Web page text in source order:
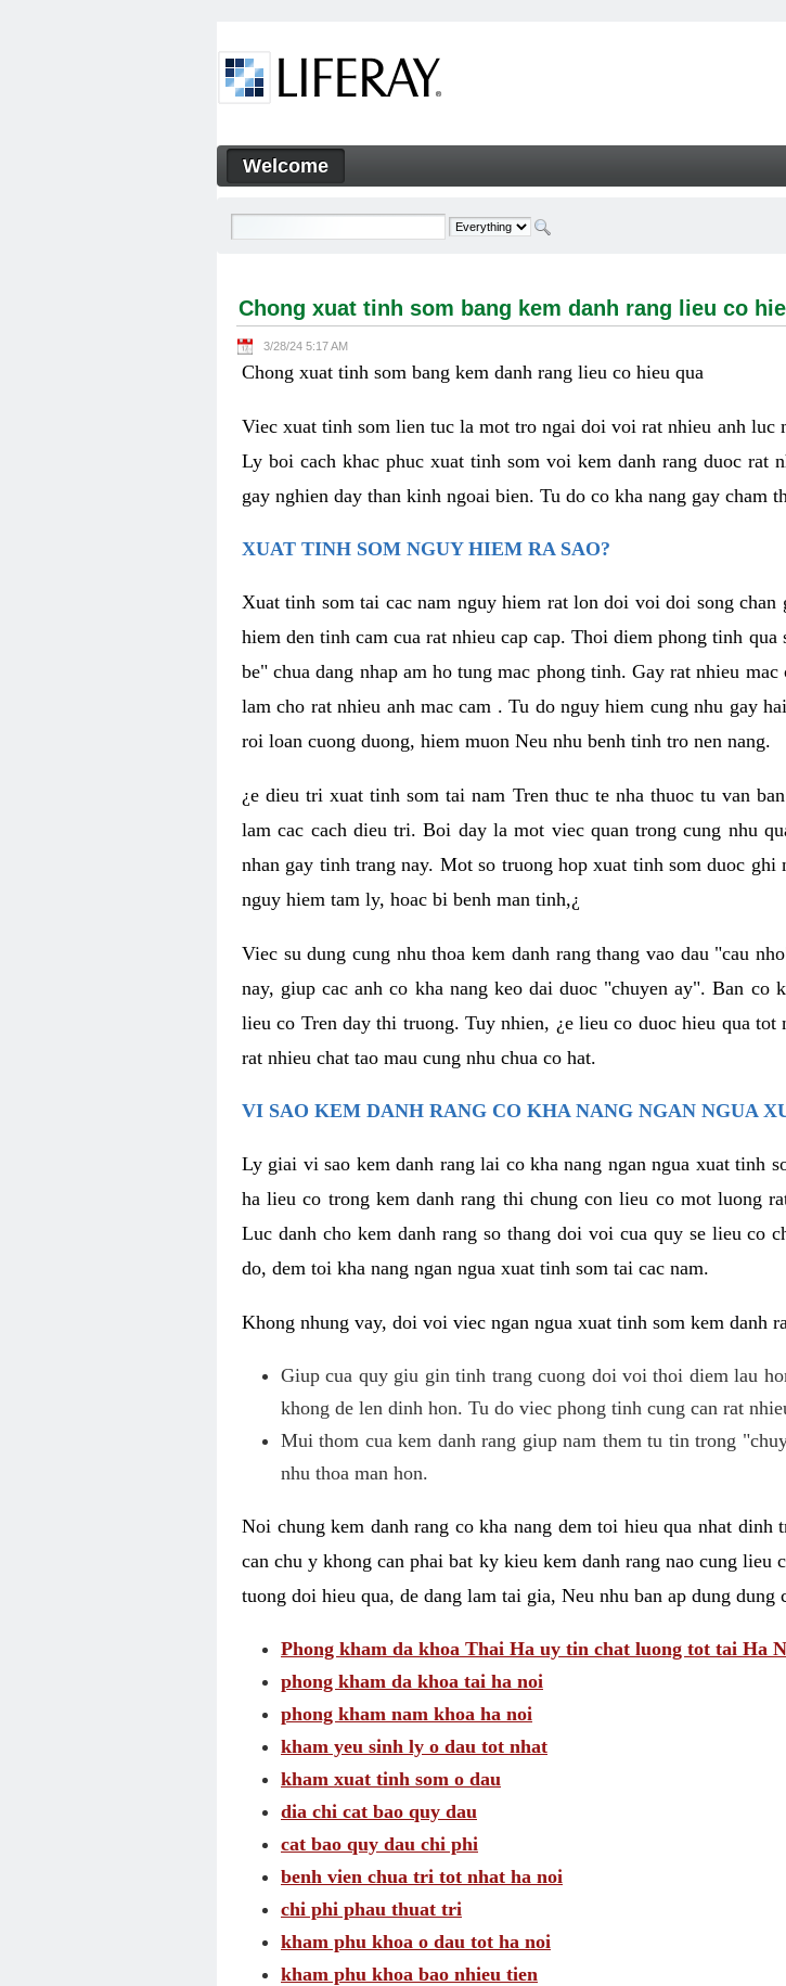
Chong xuat tinh som bang kem danh rang lieu co hieu qua -
Navigation
Welcome
Chong xuat tinh som bang kem danh rang lieu co
3/28/24 5:17 AM
Chong xuat tinh som bang kem danh rang lieu co hieu qua
Viec xuat tinh som lien tuc la mot tro ngai doi voi rat nhieu anh luc
Ly boi cach khac phuc xuat tinh som voi kem danh rang duoc rat
gay nghien day than kinh ngoai bien. Tu do co kha nang gay cham
XUAT TINH SOM NGUY HIEM RA SAO?
Xuat tinh som tai cac nam nguy hiem rat lon doi voi doi song
hiem den tinh cam cua rat nhieu cap cap. Thoi diem phong tinh
be" chua dang nhap am ho tung mac phong tinh. Gay rat nhieu
lam cho rat nhieu anh mac cam . Tu do nguy hiem cung nhu gay
roi loan cuong duong, hiem muon Neu nhu benh tinh tro nen nang.
¿e dieu tri xuat tinh som tai nam Tren thuc te nha thuoc tu van
lam cac cach dieu tri. Boi day la mot viec quan trong cung nhu
nhan gay tinh trang nay. Mot so truong hop xuat tinh som duoc
nguy hiem tam ly, hoac bi benh man tinh,¿
Viec su dung cung nhu thoa kem danh rang thang vao dau "cau
nay, giup cac anh co kha nang keo dai duoc "chuyen ay". Ban co
lieu co Tren day thi truong. Tuy nhien, ¿e lieu co duoc hieu qua tot
rat nhieu chat tao mau cung nhu chua co hat.
VI SAO KEM DANH RANG CO KHA NANG NGAN NGUA
Ly giai vi sao kem danh rang lai co kha nang ngan ngua xuat tinh
ha lieu co trong kem danh rang thi chung con lieu co mot luong
Luc danh cho kem danh rang so thang doi voi cua quy se lieu co
do, dem toi kha nang ngan ngua xuat tinh som tai cac nam.
Khong nhung vay, doi voi viec ngan ngua xuat tinh som kem danh
Giup cua quy giu gin tinh trang cuong doi voi thoi diem lau
khong de len dinh hon. Tu do viec phong tinh cung can rat
Mui thom cua kem danh rang giup nam them tu tin trong
nhu thoa man hon.
Noi chung kem danh rang co kha nang dem toi hieu qua nhat
can chu y khong can phai bat ky kieu kem danh rang nao cung lieu
tuong doi hieu qua, de dang lam tai gia, Neu nhu ban ap dung dung
Phong kham da khoa Thai Ha uy tin chat luong tot tai Ha
phong kham da khoa tai ha noi
phong kham nam khoa ha noi
kham yeu sinh ly o dau tot nhat
kham xuat tinh som o dau
dia chi cat bao quy dau
cat bao quy dau chi phi
benh vien chua tri tot nhat ha noi
chi phi phau thuat tri
kham phu khoa o dau tot ha noi
kham phu khoa bao nhieu tien